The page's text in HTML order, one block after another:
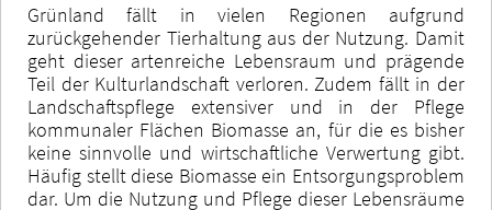
Grünland fällt in vielen Regionen aufgrund
zurückgehender Tierhaltung aus der Nutzung. Damit
geht dieser artenreiche Lebensraum und prägende
Teil der Kulturlandschaft verloren. Zudem fällt in der
Landschaftspflege extensiver und in der Pflege
kommunaler Flächen Biomasse an, für die es bisher
keine sinnvolle und wirtschaftliche Verwertung gibt.
Häufig stellt diese Biomasse ein Entsorgungsproblem
dar. Um die Nutzung und Pflege dieser Lebensräume